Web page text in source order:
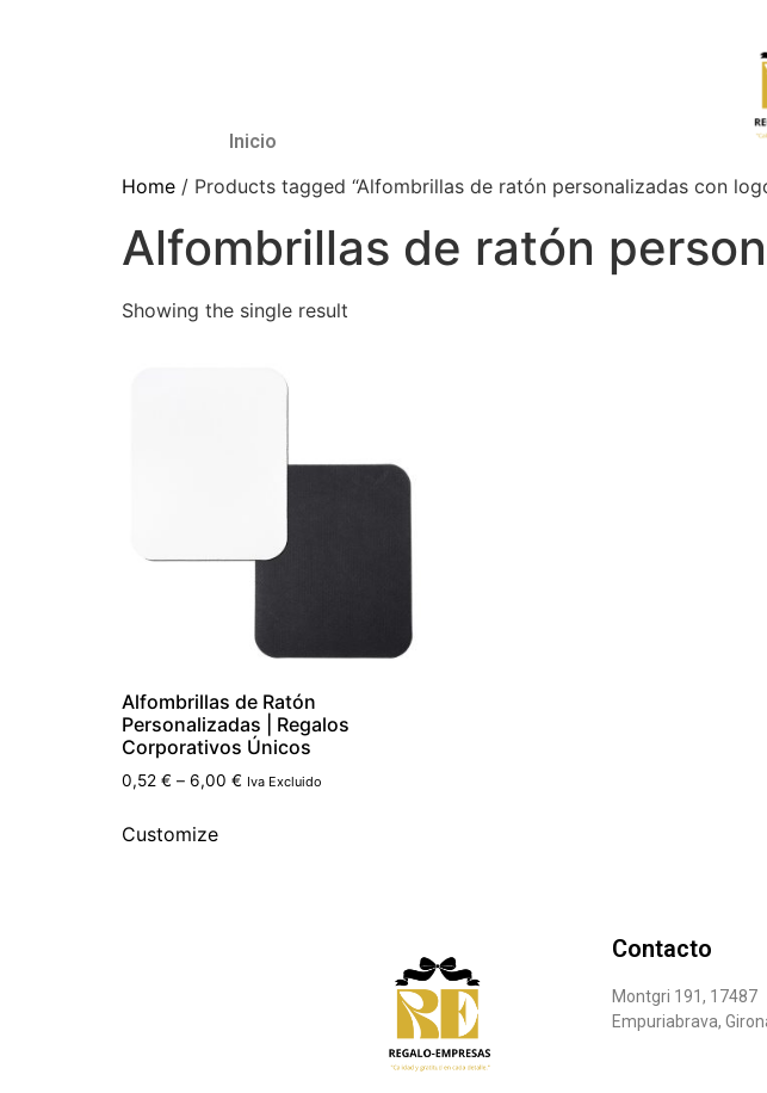
Inicio
Home / Products tagged “Alfombrillas de ratón personalizadas con
Alfombrillas de ratón
Showing the single result
Alfombrillas de Ratón
Personalizadas | Regalos
Corporativos Únicos
0,52 € – 6,00 € Iva Excluido
Customize
Contacto
Montgri 191, 17487
Empuriabrava,